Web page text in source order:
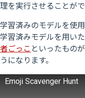
理を実行させることがで
学習済みのモデルを使
学習済みモデルを用いた
者ごっこ といったもの
うになります。
Emoji Scavenger Hunt